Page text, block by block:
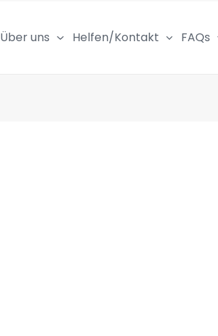
Über uns Helfen/Kontakt FAQs